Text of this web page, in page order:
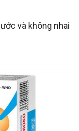
và không nhai